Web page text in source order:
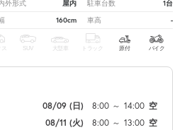
外形式 屋内 駐車台数 1台
160cm 車高 -
ス SUV 大型車 トラック 原付 バイク
08/09 (日) 8:00 ～ 14:00 空
08/11 (火) 8:00 ～ 13:00 空